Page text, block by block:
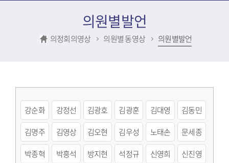
의원별발언
의정회의영상 의원별 동영상 의원별발언
강순화 강정선 김광호 김광훈 김대영
김동민
김명주
김영상 김오현 김우성 노태손
문세종
박종혁
박흥석 방지현 석정규 신영희
신진영